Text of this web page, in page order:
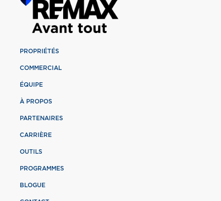
PROPRIÉTÉS
COMMERCIAL
ÉQUIPE
À PROPOS
PARTENAIRES
CARRIÈRE
OUTILS
PROGRAMMES
BLOGUE